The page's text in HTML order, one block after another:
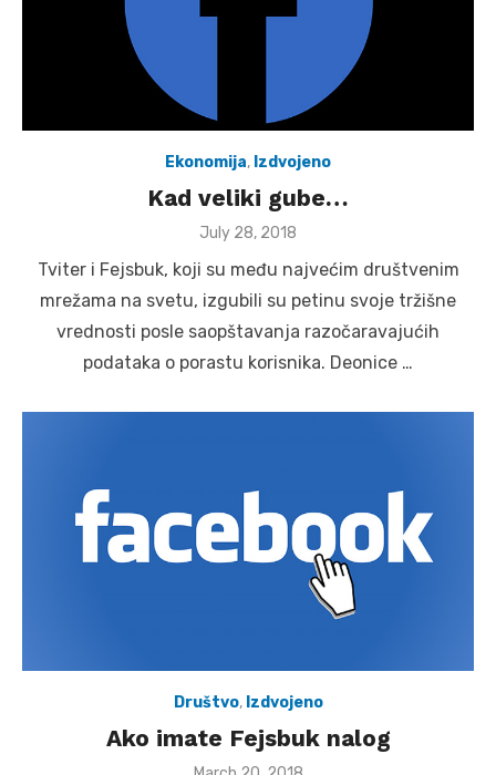
Ekonomija, Izdvojeno
Kad veliki gube…
Posted
July 28, 2018
Tviter i Fejsbuk, koji su među najvećim društvenim
mrežama na svetu, izgubili su petinu svoje tržišne
vrednosti posle saopštavanja razočaravajućih
podataka o porastu korisnika. Deonice …
Društvo, Izdvojeno
Ako imate Fejsbuk nalog